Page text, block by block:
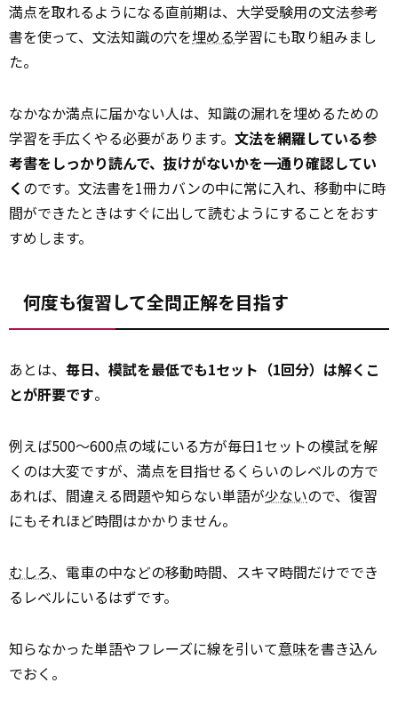
満点を取れるようになる直前期は、大学受験用の文法参考
書を使って、文法知識の穴を埋める学習にも取り組みまし
た。
なかなか満点に届かない人は、知識の漏れを埋めるための
学習を手広くやる必要があります。 文法を網羅している参
考書をしっかり読んで、抜けがないかを一通り確認してい
く のです。文法書を1冊カバンの中に常に入れ、移動中に時
間ができたときはすぐに出して読むようにすることをおす
すめします。
何度も復習して全問正解を目指す
あとは、 毎日、模試を最低でも1セット（1回分）は解くこ
とが肝要です。
例えば500～600点の域にいる方が毎日1セットの模試を解
くのは大変ですが、満点を目指せるくらいのレベルの方で
あれば、間違える問題や知らない単語が少ないので、復習
にもそれほど時間はかかりません。
むしろ、電車の中などの移動時間、スキマ時間だけででき
るレベルにいるはずです。
知らなかった単語やフレーズに線を引いて意味を書き込ん
でおく。